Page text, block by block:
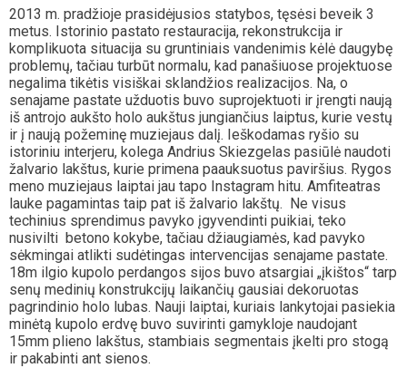
2013 m. pradžioje prasidėjusios statybos, tęsėsi beveik 3
metus. Istorinio pastato restauracija, rekonstrukcija ir
komplikuota situacija su gruntiniais vandenimis kėlė daugybę
problemų, tačiau turbūt normalu, kad panašiuose projektuose
negalima tikėtis visiškai sklandžios realizacijos. Na, o
senajame pastate užduotis buvo suprojektuoti ir įrengti naują
iš antrojo aukšto holo aukštus jungiančius laiptus, kurie vestų
ir į naują požeminę muziejaus dalį. Ieškodamas ryšio su
istoriniu interjeru, kolega Andrius Skiezgelas pasiūlė naudoti
žalvario lakštus, kurie primena paauksuotus paviršius. Rygos
meno muziejaus laiptai jau tapo Instagram hitu. Amfiteatras
lauke pagamintas taip pat iš žalvario lakštų. Ne visus
techinius sprendimus pavyko įgyvendinti puikiai, teko
nusivilti betono kokybe, tačiau džiaugiamės, kad pavyko
sėkmingai atlikti sudėtingas intervencijas senajame pastate.
18m ilgio kupolo perdangos sijos buvo atsargiai „įkištos“ tarp
senų medinių konstrukcijų laikančių gausiai dekoruotas
pagrindinio holo lubas. Nauji laiptai, kuriais lankytojai pasiekia
minėtą kupolo erdvę buvo suvirinti gamykloje naudojant
15mm plieno lakštus, stambiais segmentais įkelti pro stogą
ir pakabinti ant sienos.